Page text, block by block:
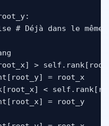
# Déjà dans le même
>
= root_x
<
= root_y